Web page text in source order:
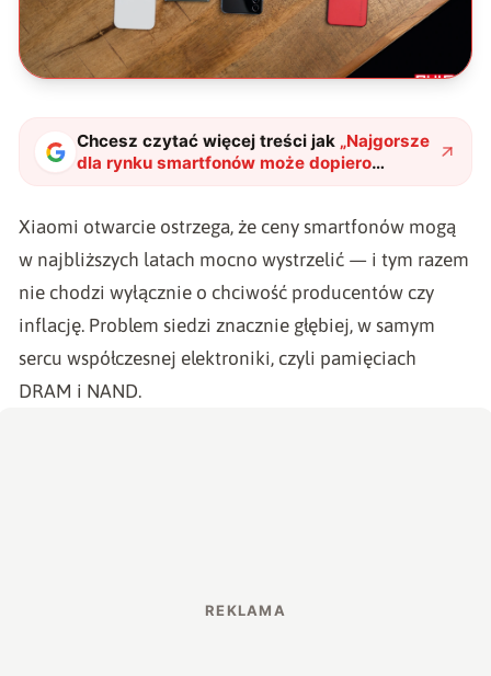
Chcesz czytać więcej treści jak „Najgorsze
dla rynku smartfonów może dopiero
nadejść. Xiaomi ostrzega przed
Xiaomi otwarcie ostrzega, że ceny smartfonów mogą
w najbliższych latach mocno wystrzelić — i tym razem
nie chodzi wyłącznie o chciwość producentów czy
inflację. Problem siedzi znacznie głębiej, w samym
sercu współczesnej elektroniki, czyli pamięciach
DRAM i NAND.